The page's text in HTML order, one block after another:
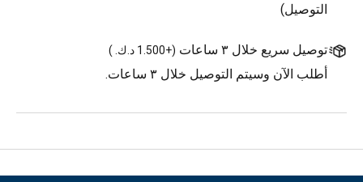
التوصيل)
توصيل سريع خلال ٣ ساعات (+1.500 د.ك. )
أطلب الآن وسيتم التوصيل خلال ٣ ساعات.